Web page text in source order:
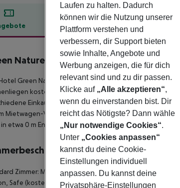
Hotelbeschreibung
Nature Diamond
5
Green Nature Diamond befindet sich ca. 50 m vom
kostenlos verfügbar. Die nächstgelegene Stadt
Einkaufsmöglichkeiten und ein Supermarkt.
Mietwagen-Verleih auch ein Taxistand (ca. 20 m). Der
etwa 0 m Entfernung.
Zimmer: Mit Babybett (kostenlos), Parkett, Heizung
Safe (kostenlos) und Sat-TV sowie zentral gesteuerter
Laufen zu halten. Dadurch
können wir die Nutzung unserer
Plattform verstehen und
verbessern, dir Support bieten
sowie Inhalte, Angebote und
Werbung anzeigen, die für dich
relevant sind und zu dir passen.
Klicke auf „Alle akzeptieren“,
wenn du einverstanden bist. Dir
reicht das Nötigste? Dann wähle
„Nur notwendige Cookies“.
Unter „Cookies anpassen“
kannst du deine Cookie-
Einstellungen individuell
anpassen. Du kannst deine
Privatsphäre-Einstellungen